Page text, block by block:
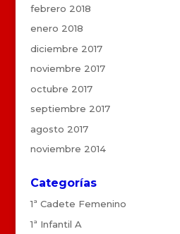
febrero 2018
enero 2018
diciembre 2017
noviembre 2017
octubre 2017
septiembre 2017
agosto 2017
noviembre 2014
Categorías
1ª Cadete Femenino
1ª Infantil A